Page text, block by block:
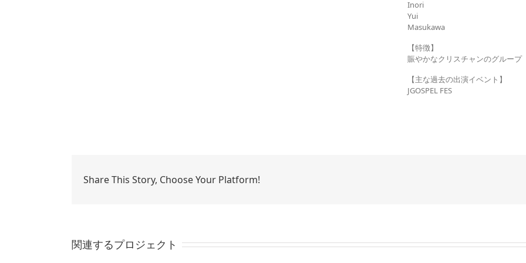
Inori
Yui
Masukawa
【特徴】
賑やかなクリスチャンのグループ
【主な過去の出演イベント】
JGOSPEL FES
Share This Story, Choose Your Platform!
関連するプロジェクト